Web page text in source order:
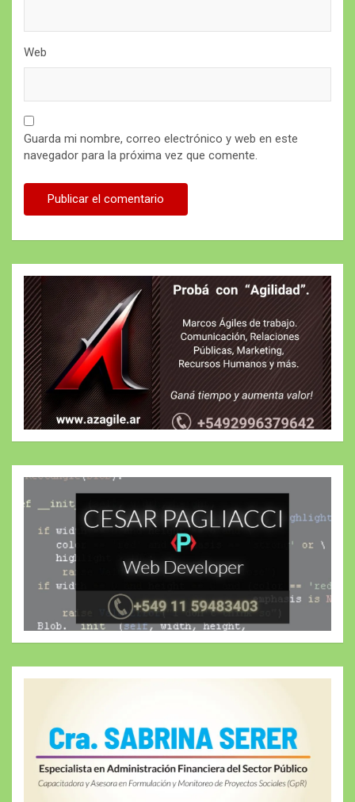
Web
Guarda mi nombre, correo electrónico y web en este
navegador para la próxima vez que comente.